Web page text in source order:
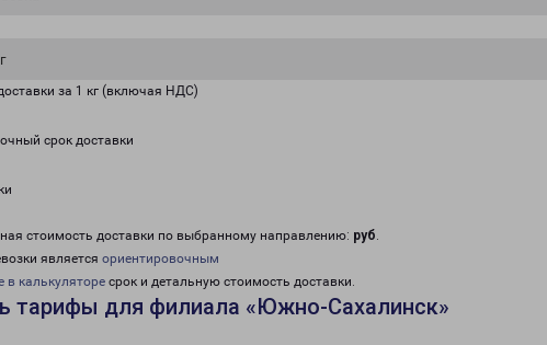
за 1 кг (включая НДС)
срок доставки
стоимость доставки по выбранному направлению: руб.
является ориентировочным
в калькуляторе срок и детальную стоимость доставки.
тарифы для филиала «Южно-Сахалинск»